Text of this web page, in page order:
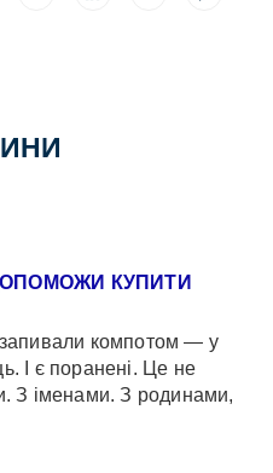
КУПИТИ
компотом — у
І є поранені. Це не
З іменами. З родинами,